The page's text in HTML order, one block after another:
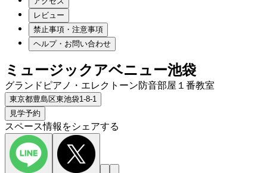
レビュー
禁止事項・注意事項
ヘルプ・お問い合わせ
ミュージックアベニュー池袋
グランドピアノ・エレクトーン防音部屋１番教室
東京都豊島区東池袋1-8-1
見学予約
スペース情報をシェアする